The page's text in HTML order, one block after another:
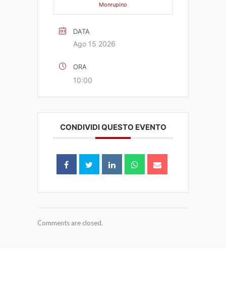
Monrupino
DATA
Ago 15 2026
ORA
10:00
CONDIVIDI QUESTO EVENTO
Comments are closed.